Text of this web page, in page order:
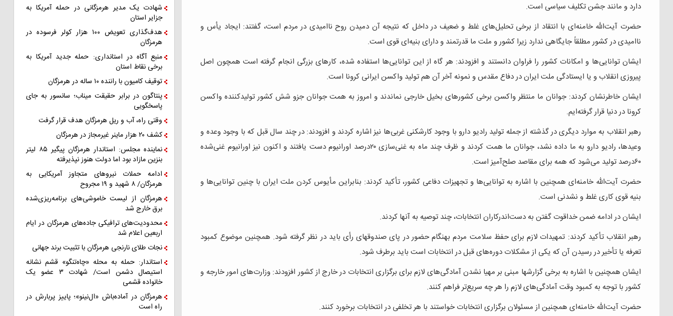
دارد و مانند جشن تکلیف سیاسی است.
حضرت آیت‌الله خامنه‌ای با انتقاد از برخی تحلیل‌های غلط و ضعیف در داخل که نتیجه آن دمیدن روح ناامیدی در مردم است، گفتند: ایجاد یأس و
ناامیدی در کشور مطلقاً جایگاهی ندارد زیرا کشور و ملت ما قدرتمند و دارای بنیه‌ای قوی است.
ایشان توانایی‌ها و امکانات کشور را فراوان دانستند و افزودند: هر گاه از این توانایی‌ها استفاده شده، کارهای بزرگی انجام گرفته است همچون اصل
پیروزی انقلاب و یا ایستادگی ملت ایران در دفاع مقدس و نمونه آخر آن هم تولید واکسن ایرانی کرونا است.
ایشان خاطرنشان کردند: جوانان ما منتظر واکسن برخی کشورهای بخیل خارجی نماندند و امروز به همت جوانان جزو شش کشور تولیدکننده واکسن
کرونا در دنیا قرار گرفته‌ایم.
رهبر انقلاب به موارد دیگری در گذشته از جمله تولید رادیو دارو با وجود کارشکنی غربی‌ها نیز اشاره کردند و افزودند: در چند سال قبل که با وجود وعده و
وعیدها، رادیو دارو به ما داده نشد، جوانان ما همت کردند و ظرف چند ماه به غنی‌سازی ۲۰درصد اورانیوم دست یافتند و اکنون نیز اورانیوم غنی‌شده
۶۰درصد تولید می‌شود که همه برای مقاصد صلح‌آمیز است.
حضرت آیت‌الله خامنه‌ای همچنین با اشاره به توانایی‌ها و تجهیزات دفاعی کشور، تأکید کردند: بنابراین مأیوس کردن ملت ایران با چنین توانایی‌ها و
بنیه قوی کاری غلط و نشدنی است.
ایشان در ادامه ضمن خداقوت گفتن به دست‌اندرکاران انتخابات، چند توصیه به آنها کردند.
رهبر انقلاب تأکید کردند: تمهیدات لازم برای حفظ سلامت مردم بهنگام حضور در پای صندوقهای رأی باید در نظر گرفته شود. همچنین موضوع کمبود
تعرفه یا تأخیر در رسیدن آن که یکی از مشکلات دوره‌های قبل در انتخابات است باید برطرف شود.
ایشان همچنین با اشاره به برخی گزارشها مبنی بر مهیا نشدن آمادگی‌های لازم برای برگزاری انتخابات در خارج از کشور افزودند: وزارت‌های امور خارجه و
کشور با توجه به کمبود وقت آمادگی‌های لازم را هر چه سریع‌تر فراهم کنند.
حضرت آیت‌الله خامنه‌ای همچنین از مسئولان برگزاری انتخابات خواستند با هر تخلفی در انتخابات برخورد کنند.
شهادت یک مدیر هرمزگانی در حمله آمریکا به
جزایر استان
هدف‌گذاری تعویض ۱۰۰ هزار کولر فرسوده در
هرمزگان
منبع آگاه در استانداری: حمله جدید آمریکا به
برخی نقاط استان
توقیف کامیون با راننده ۱۰ ساله در هرمزگان
پنتاگون در برابر حقیقت میناب؛ سانسور به جای
پاسخگویی
وقتی راه، آب و ریل هرمزگان هدف قرار گرفت
کشف ۲۰ هزار ماینر غیرمجاز در هرمزگان
نماینده مجلس: استاندار هرمزگان پیگیر ۸۵ لیتر
بنزین مازاد بود اما دولت هنوز نپذیرفته
ادامه حملات نیروهای متجاوز آمریکایی به
هرمزگان/ ۸ شهید و ۱۹ مجروح
هرمزگان از لیست خاموشی‌های برنامه‌ریزی‌شده
برق خارج شد
محدودیت‌های ترافیکی جاده‌های هرمزگان در ایام
اربعین اعلام شد
نجات طلای نارنجی هرمزگان با تثبیت برند جهانی
استاندار: حمله به محله «چاه‌تنگو» قشم نشانه
استیصال دشمن است/ شهادت ۳ عضو یک
خانواده قشمی
هرمزگان در آماده‌باش «ال‌نینو»؛ پاییز پربارش در
راه است